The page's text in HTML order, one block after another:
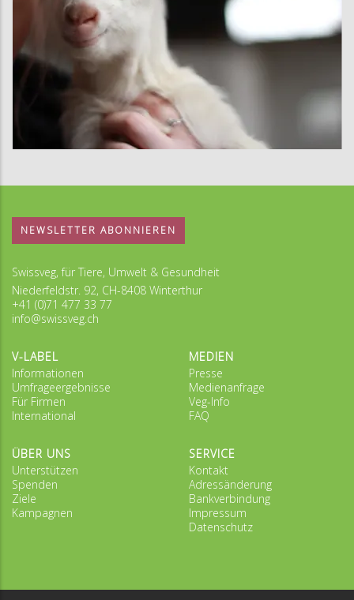
NEWSLETTER ABONNIEREN
Swissveg, für Tiere, Umwelt & Gesundheit
Niederfeldstr. 92, CH-8408 Winterthur
+41 (0)71 477 33 77
info@swissveg.ch
V-LABEL
Informationen
Umfrageergebnisse
Für Firmen
International
MEDIEN
Presse
Medienanfrage
Veg-Info
FAQ
ÜBER UNS
Unterstützen
Spenden
Ziele
Kampagnen
SERVICE
Kontakt
Adressänderung
Bankverbindung
Impressum
Datenschutz